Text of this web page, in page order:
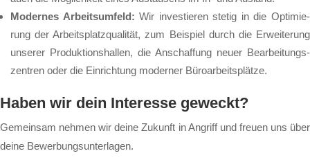
Mo­der­nes Ar­beits­um­feld:Wir in­ves­tie­ren ste­tig in die Op­ti­mie­
rung der Ar­beits­platz­qua­li­tät, zum Bei­spiel durch die Er­wei­te­rung
un­se­rer Pro­duk­ti­ons­hal­len, die An­schaf­fung neu­er Be­ar­bei­tungs­
zen­tren oder die Ein­rich­tung mo­der­ner Bü­ro­ar­beits­plät­ze.
Haben wir dein Interesse geweckt?
Gemeinsam nehmen wir deine Zukunft in Angriff und freuen uns über
deine Bewerbungsunterlagen.